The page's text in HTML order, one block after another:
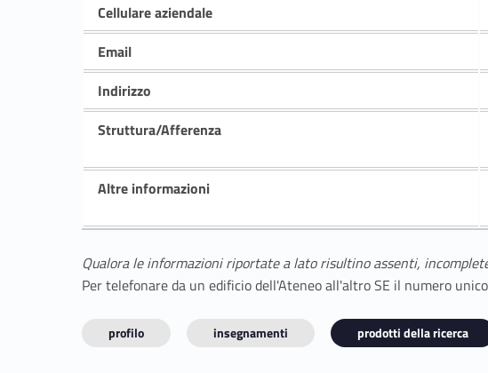
Cellulare aziendale
Email
Indirizzo
Struttura/Afferenza
Altre informazioni
Qualora le informazioni riportate a lato risultino assenti,
Per telefonare da un edificio dell'Ateneo all'altro SE il numero
profilo insegnamenti prodotti della ricerca